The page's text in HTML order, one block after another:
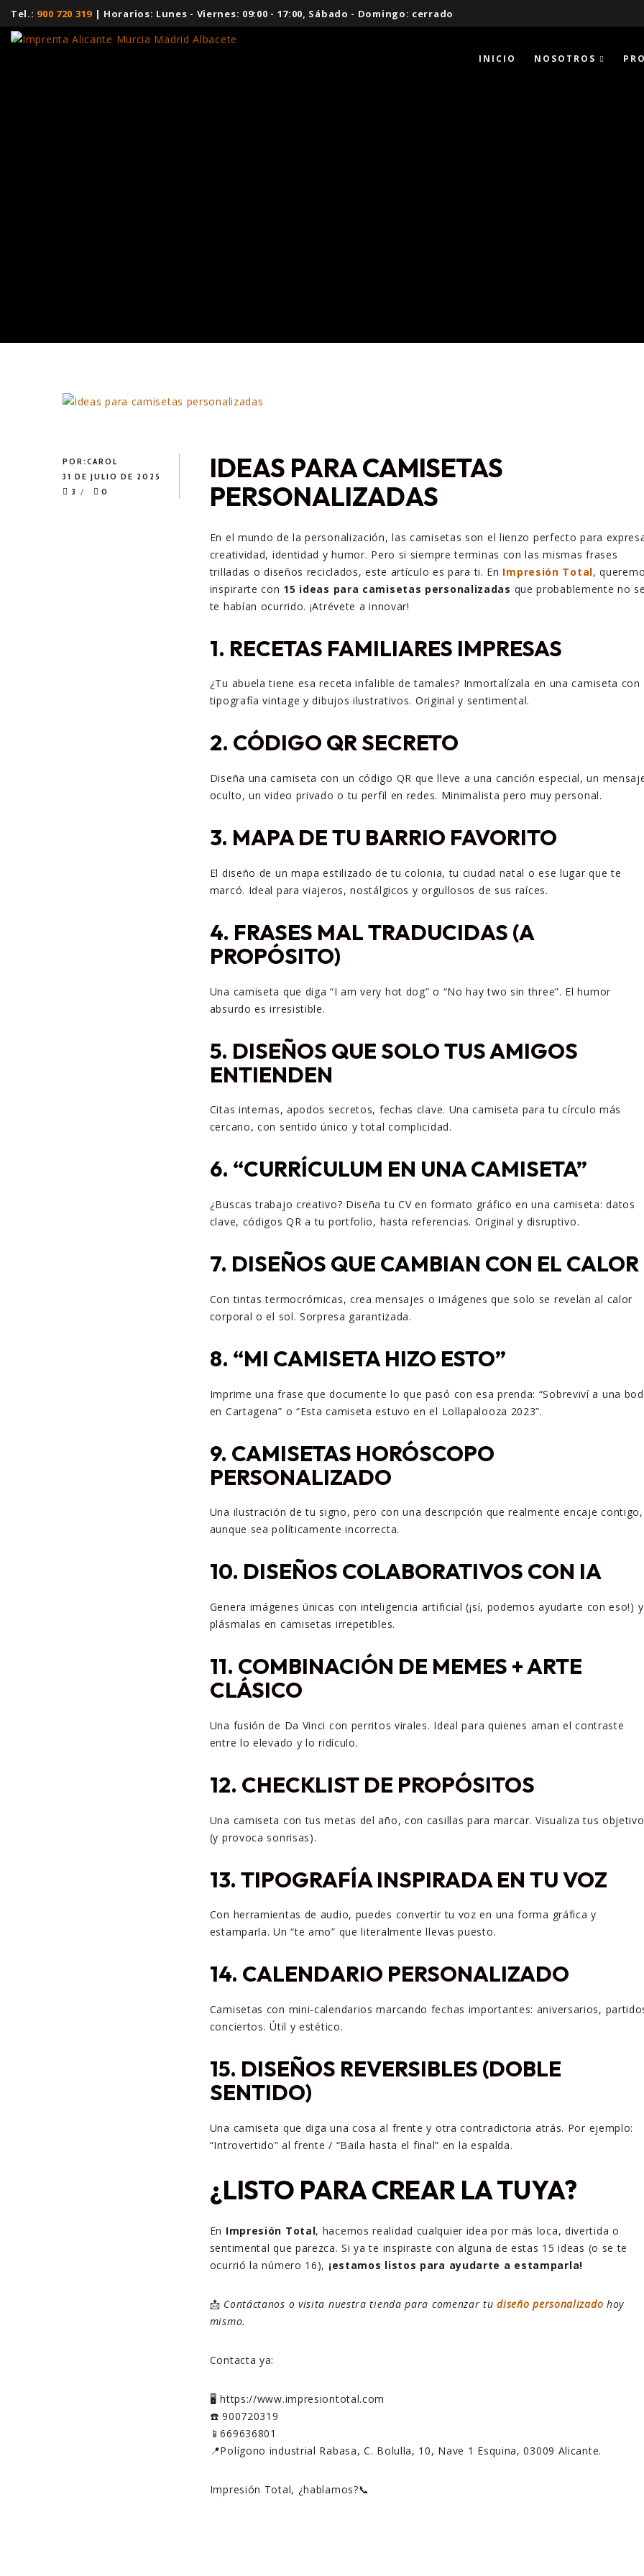
Tel.: 900 720 319| Horarios: Lunes - Viernes: 09:00 - 17:00, Sábado - Domingo: cerrado
INICIO NOSOTROS
POR:CAROL
31 DE JULIO DE 2025
3
0
IDEAS PARA CAMISETAS
PERSONALIZADAS
En el mundo de la personalización, las camisetas son el lienzo perfecto para
creatividad, identidad y humor. Pero si siempre terminas con las mismas frases
trilladas o diseños reciclados, este artículo es para ti. En Impresión Total,
inspirarte con 15 ideas para camisetas personalizadas que probablemente no
te habían ocurrido. ¡Atrévete a innovar!
1. RECETAS FAMILIARES IMPRESAS
¿Tu abuela tiene esa receta infalible de tamales? Inmortalízala en una camiseta con
tipografía vintage y dibujos ilustrativos. Original y sentimental.
2. CÓDIGO QR SECRETO
Diseña una camiseta con un código QR que lleve a una canción especial, un
oculto, un video privado o tu perfil en redes. Minimalista pero muy personal.
3. MAPA DE TU BARRIO FAVORITO
El diseño de un mapa estilizado de tu colonia, tu ciudad natal o ese lugar que te
marcó. Ideal para viajeros, nostálgicos y orgullosos de sus raíces.
4. FRASES MAL TRADUCIDAS (A
PROPÓSITO)
Una camiseta que diga “I am very hot dog” o “No hay two sin three”. El humor
absurdo es irresistible.
5. DISEÑOS QUE SOLO TUS AMIGOS
ENTIENDEN
Citas internas, apodos secretos, fechas clave. Una camiseta para tu círculo más
cercano, con sentido único y total complicidad.
6. “CURRÍCULUM EN UNA CAMISETA”
¿Buscas trabajo creativo? Diseña tu CV en formato gráfico en una camiseta: datos
clave, códigos QR a tu portfolio, hasta referencias. Original y disruptivo.
7. DISEÑOS QUE CAMBIAN CON EL CALOR
Con tintas termocrómicas, crea mensajes o imágenes que solo se revelan al calor
corporal o el sol. Sorpresa garantizada.
8. “MI CAMISETA HIZO ESTO”
Imprime una frase que documente lo que pasó con esa prenda: “Sobreviví a una
en Cartagena” o “Esta camiseta estuvo en el Lollapalooza 2023”.
9. CAMISETAS HORÓSCOPO
PERSONALIZADO
Una ilustración de tu signo, pero con una descripción que realmente encaje contigo,
aunque sea políticamente incorrecta.
10. DISEÑOS COLABORATIVOS CON IA
Genera imágenes únicas con inteligencia artificial (¡sí, podemos ayudarte con eso!) y
plásmalas en camisetas irrepetibles.
11. COMBINACIÓN DE MEMES + ARTE
CLÁSICO
Una fusión de Da Vinci con perritos virales. Ideal para quienes aman el contraste
entre lo elevado y lo ridículo.
12. CHECKLIST DE PROPÓSITOS
Una camiseta con tus metas del año, con casillas para marcar. Visualiza tus
(y provoca sonrisas).
13. TIPOGRAFÍA INSPIRADA EN TU VOZ
Con herramientas de audio, puedes convertir tu voz en una forma gráfica y
estamparla. Un “te amo” que literalmente llevas puesto.
14. CALENDARIO PERSONALIZADO
Camisetas con mini-calendarios marcando fechas importantes: aniversarios,
conciertos. Útil y estético.
15. DISEÑOS REVERSIBLES (DOBLE
SENTIDO)
Una camiseta que diga una cosa al frente y otra contradictoria atrás. Por ejemplo:
“Introvertido” al frente / “Baila hasta el final” en la espalda.
¿LISTO PARA CREAR LA TUYA?
En Impresión Total, hacemos realidad cualquier idea por más loca, divertida o
sentimental que parezca. Si ya te inspiraste con alguna de estas 15 ideas (o se te
ocurrió la número 16), ¡estamos listos para ayudarte a estamparla!
📩 Contáctanos o visita nuestra tienda para comenzar tudiseño personalizado hoy
mismo.
Contacta ya:
🖥️ https://www.impresiontotal.com
☎️ 900720319
📱669636801
📍Polígono industrial Rabasa, C. Bolulla, 10, Nave 1 Esquina, 03009 Alicante.
Impresión Total, ¿hablamos?📞